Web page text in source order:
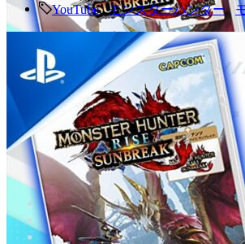
YouTube,モンスターハンター,